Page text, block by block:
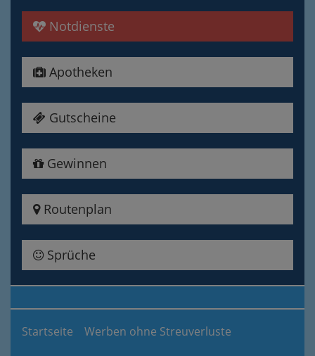
Notdienste
Apotheken
Gutscheine
Gewinnen
Routenplan
Sprüche
Startseite Werben ohne Streuverluste